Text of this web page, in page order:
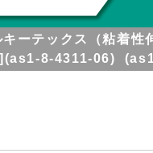
ーテックス（粘着
](as1-8-4311-06)